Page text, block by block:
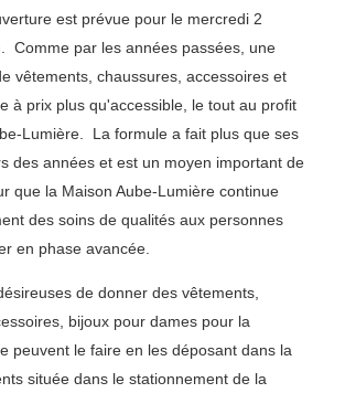
est prévue pour le mercredi 2
Comme par les années passées, une
vêtements, chaussures, accessoires et
à prix plus qu'accessible, le tout au profit
Lumière. La formule a fait plus que ses
des années et est un moyen important de
que la Maison Aube-Lumière continue
des soins de qualités aux personnes
en phase avancée.
de donner des vêtements,
bijoux pour dames pour la
peuvent le faire en les déposant dans la
située dans le stationnement de la